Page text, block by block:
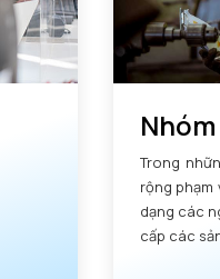
Trong
rộng phạm vi hoạt động của mình để phục vụ đa
dạng các ngành công nghiệp.
cấp các